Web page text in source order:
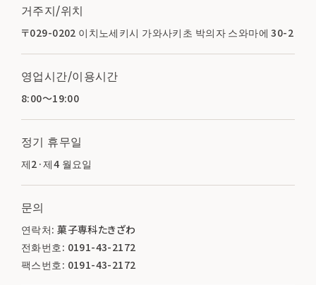
거주지/위치
〒029-0202 이치노세키시 가와사키초 박의자 스와마에 30-2
영업시간/이용시간
8:00～19:00
정기 휴무일
제2·제4 월요일
문의
연락처: 菓子専科たきざわ
전화번호: 0191-43-2172
팩스번호: 0191-43-2172